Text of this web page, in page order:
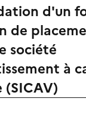
d'un
de
société
à